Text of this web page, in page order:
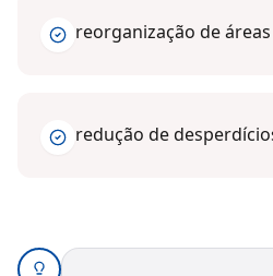
reorganização de
redução de